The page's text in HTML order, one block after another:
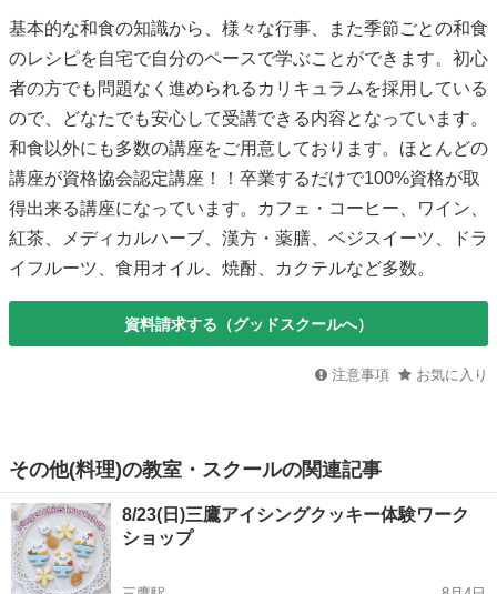
基本的な和食の知識から、様々な行事、また季節ごとの和食
のレシピを自宅で自分のペースで学ぶことができます。初心
者の方でも問題なく進められるカリキュラムを採用している
ので、どなたでも安心して受講できる内容となっています。
和食以外にも多数の講座をご用意しております。ほとんどの
講座が資格協会認定講座！！卒業するだけで100%資格が取
得出来る講座になっています。カフェ・コーヒー、ワイン、
紅茶、メディカルハーブ、漢方・薬膳、ベジスイーツ、ドラ
イフルーツ、食用オイル、焼酎、カクテルなど多数。
資料請求する（グッドスクールへ）
注意事項 お気に入り
その他(料理)の教室・スクールの関連記事
8/23(日)三鷹アイシングクッキー体験ワーク
ショップ